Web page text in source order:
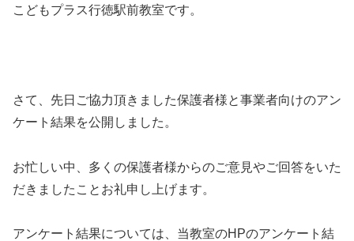
こどもプラス行徳駅前教室です。
さて、先日ご協力頂きました保護者様と事業者向けのアン
ケート結果を公開しました。
お忙しい中、多くの保護者様からのご意見やご回答をいた
だきましたことお礼申し上げます。
アンケート結果については、当教室のHPのアンケート結